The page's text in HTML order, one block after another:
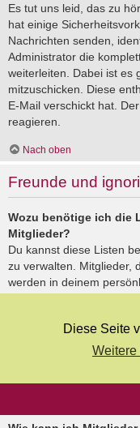
Diese Seite
Weitere
Es tut uns leid, das zu
hat einige
Nachrichten senden,
Administrator die
weiterleiten. Dabei ist es
mitzuschicken. Diese
E-Mail verschickt hat.
reagieren.
Nach oben
Freunde und
Wozu benötige ich die
Mitglieder?
Du kannst diese Listen
zu verwalten. Mitglieder,
werden in deinem
aufgelistet. Du siehst
schnell eine Private
den du verwendest,
hervorgehoben sein.